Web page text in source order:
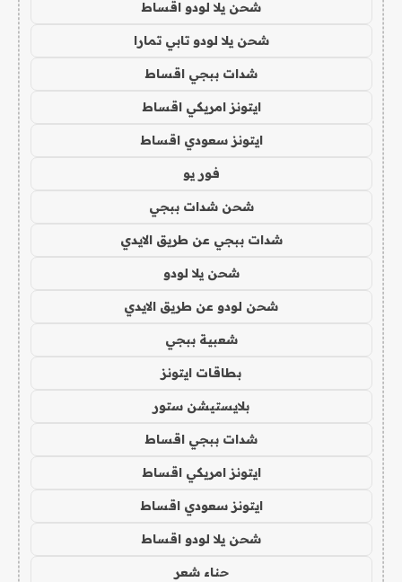
شحن يلا لودو اقساط
شحن يلا لودو تابي تمارا
شدات ببجي اقساط
ايتونز امريكي اقساط
ايتونز سعودي اقساط
فور يو
شحن شدات ببجي
شدات ببجي عن طريق الايدي
شحن يلا لودو
شحن لودو عن طريق الايدي
شعبية ببجي
بطاقات ايتونز
بلايستيشن ستور
شدات ببجي اقساط
ايتونز امريكي اقساط
ايتونز سعودي اقساط
شحن يلا لودو اقساط
حناء شعر